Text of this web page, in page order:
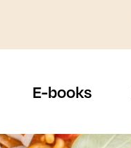
E-books